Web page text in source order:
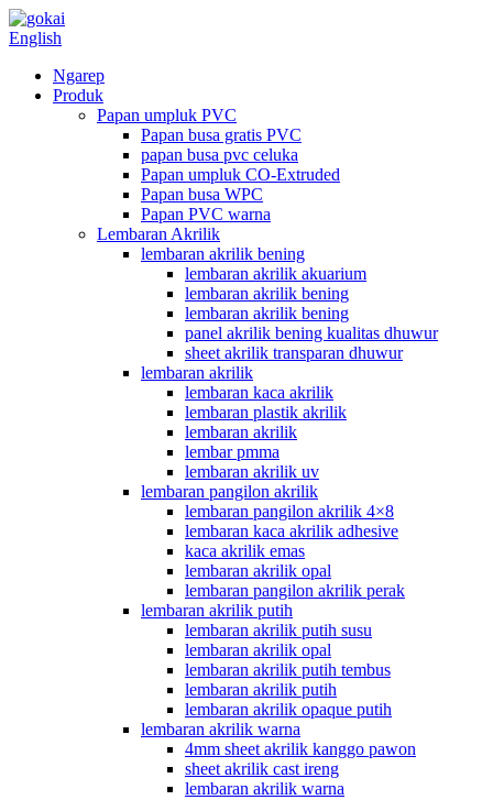
English
Ngarep
Produk
Papan umpluk PVC
Papan busa gratis PVC
papan busa pvc celuka
Papan umpluk CO-Extruded
Papan busa WPC
Papan PVC warna
Lembaran Akrilik
lembaran akrilik bening
lembaran akrilik akuarium
lembaran akrilik bening
lembaran akrilik bening
panel akrilik bening kualitas dhuwur
sheet akrilik transparan dhuwur
lembaran akrilik
lembaran kaca akrilik
lembaran plastik akrilik
lembaran akrilik
lembar pmma
lembaran akrilik uv
lembaran pangilon akrilik
lembaran pangilon akrilik 4×8
lembaran kaca akrilik adhesive
kaca akrilik emas
lembaran akrilik opal
lembaran pangilon akrilik perak
lembaran akrilik putih
lembaran akrilik putih susu
lembaran akrilik opal
lembaran akrilik putih tembus
lembaran akrilik putih
lembaran akrilik opaque putih
lembaran akrilik warna
4mm sheet akrilik kanggo pawon
sheet akrilik cast ireng
lembaran akrilik warna